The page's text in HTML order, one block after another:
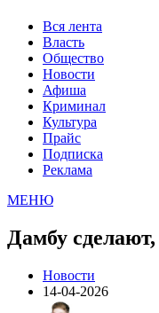
Вся лента
Власть
Общество
Новости
Афиша
Криминал
Культура
Прайс
Подписка
Реклама
МЕНЮ
Дамбу
Новости
14-04-2026